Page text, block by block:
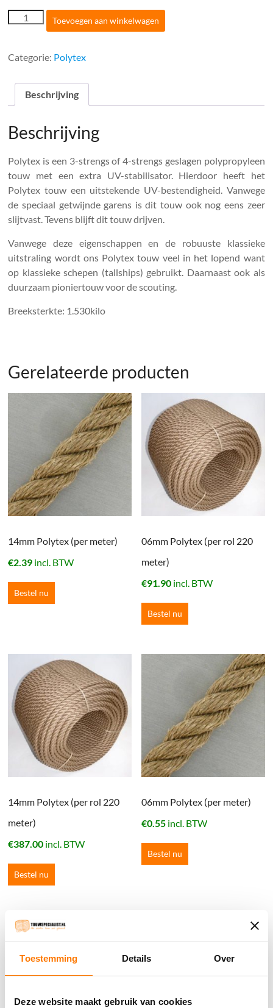
Toestemming Details Over
Deze website maakt gebruik van cookies
10mm
Polytex
aantal
Toevoegen aan winkelwagen
Categorie: Polytex
Beschrijving
Beschrijving
Polytex is een 3-strengs of 4-strengs geslagen polypropyleen
touw met een extra UV-stabilisator. Hierdoor heeft het
Polytex touw een uitstekende UV-bestendigheid. Vanwege
de speciaal getwijnde garens is dit touw ook nog eens zeer
slijtvast. Tevens blijft dit touw drijven.
Vanwege deze eigenschappen en de robuuste klassieke
uitstraling wordt ons Polytex touw veel in het lopend want
op klassieke schepen (tallships) gebruikt. Daarnaast ook als
duurzaam pioniertouw voor de scouting.
Breeksterkte: 1.530kilo
Gerelateerde producten
14mm Polytex (per meter)
€2.39 incl. BTW
Bestel nu
06mm Polytex (per rol 220
meter)
€91.90 incl. BTW
Bestel nu
14mm Polytex (per rol 220
meter)
€387.00 incl. BTW
Bestel nu
06mm Polytex (per meter)
€0.55 incl. BTW
Bestel nu
Winkelwagen
Geen producten in de winkelwagen.
֍ Groot aanbod & scherpe prijzen!